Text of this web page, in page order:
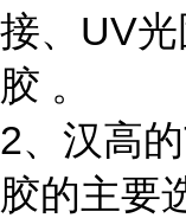
接、UV
胶 。
2、汉高
胶的主要